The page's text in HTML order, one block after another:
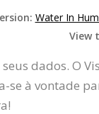
Water In
View
dados. O
à vontade